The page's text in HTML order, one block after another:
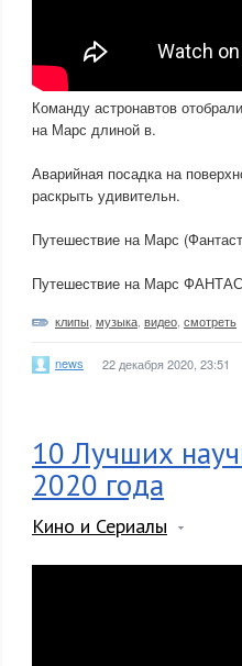
Команду астронавтов
на Марс длиной в.
Аварийная посадка на
раскрыть удивительн.
Путешествие на Марс
Путешествие на Марс
клипы музыка видео смотреть
news 22 декабря 2020, 23:51
10 Лучших
2020 года
Кино и Сериалы